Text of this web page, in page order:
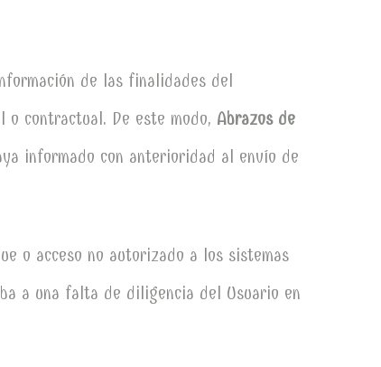
de las finalidades del
contractual. De este modo, Abrazos de
informado con anterioridad al envío de
o acceso no autorizado a los sistemas
a una falta de diligencia del Usuario en